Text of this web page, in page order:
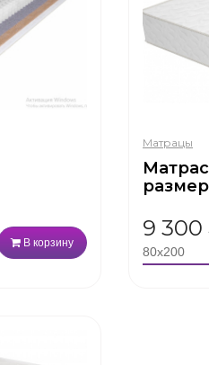
В корзину
Матрацы
9 300